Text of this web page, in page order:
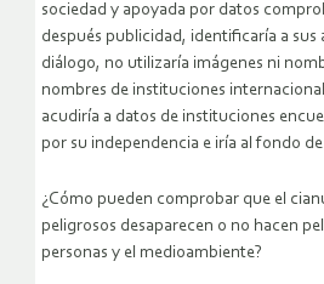
sociedad y apoyada por datos
después publicidad, identificaría a sus
diálogo, no utilizaría imágenes ni
nombres de instituciones
acudiría a datos de instituciones
por su independencia e iría al fondo
¿Cómo pueden comprobar que el
peligrosos desaparecen o no hacen
personas y el medioambiente?